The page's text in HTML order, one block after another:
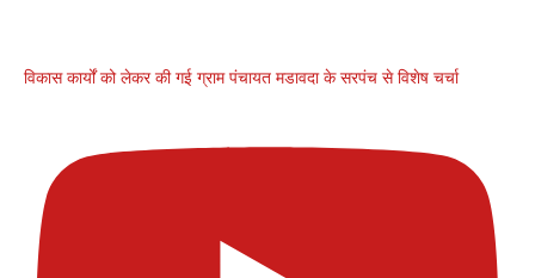
विकास कार्यों को लेकर की गई ग्राम पंचायत मडावदा के सरपंच से विशेष चर्चा